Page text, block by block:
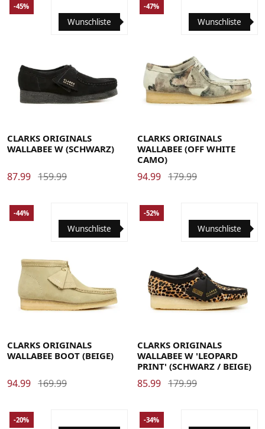
Wunschliste
-45%
CLARKS ORIGINALS
WALLABEE W (SCHWARZ)
87.99 159.99
3939.5404141.54242.5434444.5
Wunschliste
-47%
CLARKS ORIGINALS
WALLABEE (OFF WHITE
CAMO)
94.99 179.99
39.5404141.54242.5434444.5
Wunschliste
-44%
CLARKS ORIGINALS
WALLABEE BOOT (BEIGE)
94.99 169.99
Wunschliste
-52%
CLARKS ORIGINALS
WALLABEE W 'LEOPARD
PRINT' (SCHWARZ / BEIGE)
85.99 179.99
-20% -34%